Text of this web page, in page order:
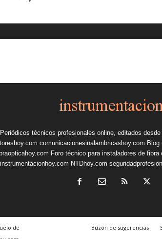
Periódicos técnicos profesionales online, editados
comunicacionesinalambricashoy.com Blog
Foro técnico para instaladores de fibra
instrumentacionhoy.com NTDhoy.com
Buzón de sugerencias
de